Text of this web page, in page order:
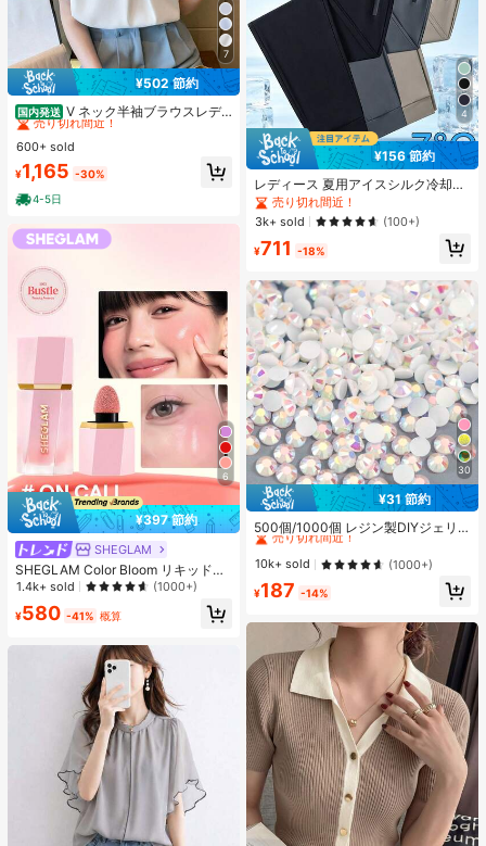
7
¥502 節約
国内発送 V ネック半袖ブラウスレデ
ィース 前タックロールスリーブパー
ルボタンドレープゆったり肉隠しオ
フィス万能シフォントップス
#5 ベストセラー
に エレガント レディーストップス
売り切れ間近！
#5 ベストセラー
売り切れ間近！
#5 ベストセラー
売り切れ間近！
#5 ベストセラー
に エレガント レディーストップス
600+ sold
¥1,165 -30%
4-5日
6
¥397 節約
SHEGLAM
SHEGLAM Color Bloom リキッドブ
ラッシュ-On Call チーク 女性と女の
スメメイクアップ
1.4k+ sold (1000+)
¥580 -41% 概算
4
¥156 節約
レディース 夏用アイスシルク冷却ジ
ョガーパンツ、速乾軽量スポーツパ
ンツ、ジッパーポケットとウエスト
バンド付き、フィットネスとランニ
ングに適したアスレジャー
売り切れ間近！
3k+ sold
(100+)
¥711 -18%
30
¥31 節約
500個/1000個 レジン製DIYジェリ
ーフラットバックラインストーン 小
さな丸型ラインストーン ミニ装飾ア
クセサリー スマホケース、カップ、
靴、ブーツ、衣類装飾、ハンドメイ
ドDIYアイドル応援ファン、ネーム
#3 ベストセラー
に ホーム＆リビング
売り切れ間近！
#3 ベストセラー
売り切れ間近！
#3 ベストセラー
売り切れ間近！
#3 ベストセラー
売り切れ間近！
10k+ sold (1000+)
¥187 -14%